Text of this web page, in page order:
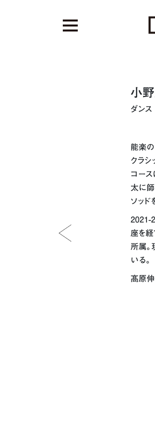
小
ダンス
能楽の
クラ
コース
太に
ソッド
2021-
座を
所属。
いる。
髙原伸